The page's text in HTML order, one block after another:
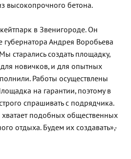
высокопрочного бетона.
в Звенигороде. Он
Андрея Воробьева
старались создать площадку,
новичков, и для опытных
Работы осуществлены
на гарантии, поэтому в
спрашивать с подрядчика.
подобных общественных
отдыха. Будем их создавать»,-